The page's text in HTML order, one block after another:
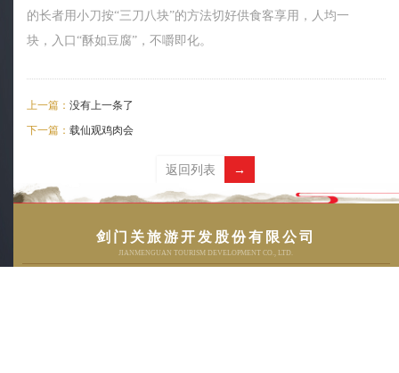
的长者用小刀按“三刀八块”的方法切好供食客享用，人均一
块，入口“酥如豆腐”，不嚼即化。
上一篇： 没有上一条了
下一篇： 载仙观鸡肉会
返回列表 →
剑门关旅游开发股份有限公司
JIANMENGUAN TOURISM DEVELOPMENT CO., LTD.